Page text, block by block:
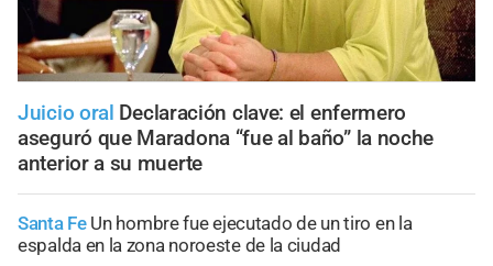
Juicio oral Declaración clave: el enfermero
aseguró que Maradona “fue al baño” la noche
anterior a su muerte
Santa Fe Un hombre fue ejecutado de un tiro en la
espalda en la zona noroeste de la ciudad